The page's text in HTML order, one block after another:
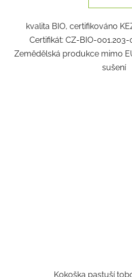
kvalita BIO, certifikováno
Certifikát: CZ-BIO-
Zemědělská produkce mimo
sušení
Kokoška pastuší